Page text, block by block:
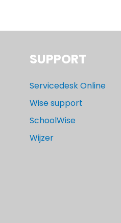
SUPPORT
Servicedesk Online
Wise support
SchoolWise
Wijzer